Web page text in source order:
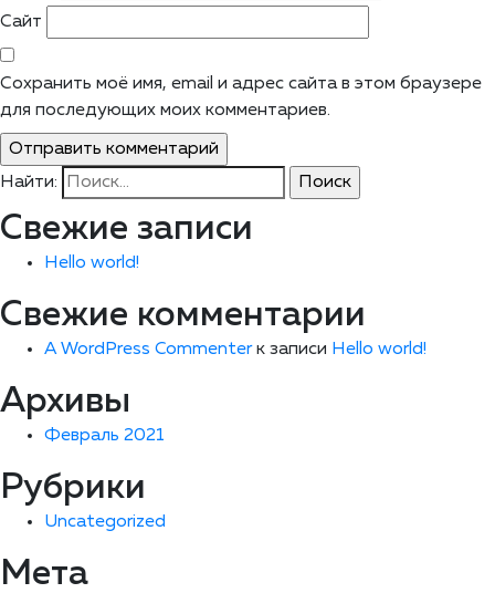
Сайт
Сохранить моё имя, email и адрес сайта в этом браузере
для последующих моих комментариев.
Найти:
Свежие записи
Hello world!
Свежие комментарии
A WordPress Commenterк записи Hello world!
Архивы
Февраль 2021
Рубрики
Uncategorized
Мета